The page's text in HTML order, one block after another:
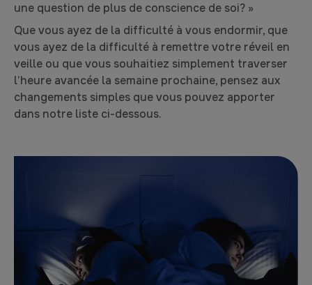
une question de plus de conscience de soi? »
Que vous ayez de la difficulté à vous endormir, que
vous ayez de la difficulté à remettre votre réveil en
veille ou que vous souhaitiez simplement traverser
l’heure avancée la semaine prochaine, pensez aux
changements simples que vous pouvez apporter
dans notre liste ci-dessous.